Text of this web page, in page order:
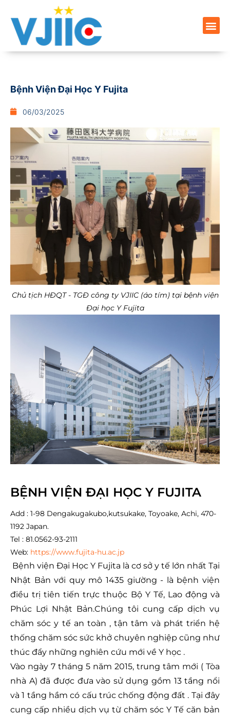
Bệnh Viện Đại Học Y Fujita
06/03/2025
Chủ tịch HĐQT - TGĐ công ty VJIIC (áo tím) tại bệnh viện
Đại học Y Fujita
BỆNH VIỆN ĐẠI HỌC Y FUJITA
Add : 1-98 Dengakugakubo,kutsukake, Toyoake, Achi, 470-
1192 Japan.
Tel : 81.0562-93-2111
Web: https://www.fujita-hu.ac.jp
Bệnh viện Đại Học Y Fujita là cơ sở y tế lớn nhất Tại
Nhật Bản với quy mô 1435 giường - là bệnh viện
điều trị tiên tiến trực thuộc Bộ Y Tế, Lao động và
Phúc Lợi Nhật Bản.Chúng tôi cung cấp dịch vụ
chăm sóc y tế an toàn , tận tâm và phát triển hệ
thống chăm sóc sức khở chuyên nghiệp cũng như
thúc đẩy những nghiên cứu mới về Y học .
Vào ngày 7 tháng 5 năm 2015, trung tâm mới ( Tòa
nhà A) đã được đưa vào sử dụng gồm 13 tầng nổi
và 1 tầng hầm có cấu trúc chống động đất . Tại đây
cung cấp nhiều dịch vụ từ chăm sóc Y Tế căn bản